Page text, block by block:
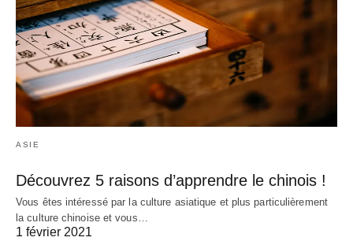
ASIE
Découvrez 5 raisons d’apprendre le chinois !
Vous êtes intéressé par la culture asiatique et plus particulièrement
la culture chinoise et vous…
1 février 2021